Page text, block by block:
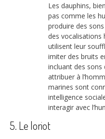
Les dauphins,
pas comme les
produire des
des vocalisations
utilisent leur
imiter des bruits
incluant des sons
attribuer à
marines sont
intelligence
interagir avec
5. Le loriot